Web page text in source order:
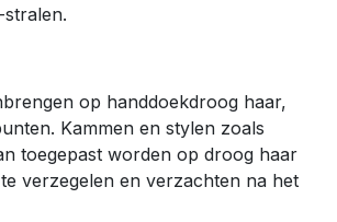
stralen.
op handdoekdroog haar,
Kammen en stylen zoals
toegepast worden op droog haar
verzegelen en verzachten na het